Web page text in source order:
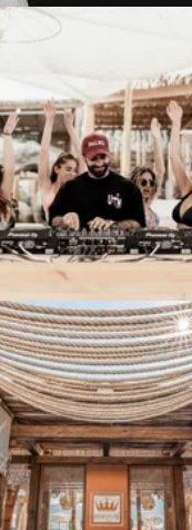
PRO ZVĚTŠENÍ KLIKNI
PRO ZVĚTŠENÍ KLIKNI